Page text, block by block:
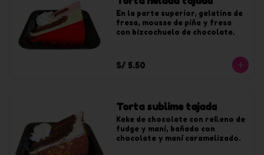
En la parte superior, gelatina de
fresa, mousse de piña y fresa
con bizcochuelo de chocolate.
S/ 5.50
Torta sublime tajada
Keke de chocolate con relleno de
fudge y mani, bañado con
chocolate y maní caramelizado.